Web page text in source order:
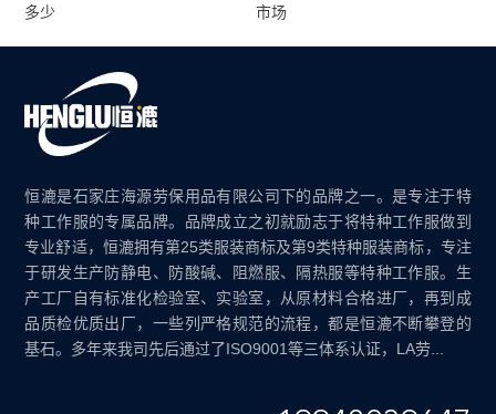
多少
市场
恒漉是石家庄海源劳保用品有限公司下的品牌之一。是专注于特
种工作服的专属品牌。品牌成立之初就励志于将特种工作服做到
专业舒适，恒漉拥有第25类服装商标及第9类特种服装商标，专注
于研发生产防静电、防酸碱、阻燃服、隔热服等特种工作服。生
产工厂自有标准化检验室、实验室，从原材料合格进厂，再到成
品质检优质出厂，一些列严格规范的流程，都是恒漉不断攀登的
基石。多年来我司先后通过了ISO9001等三体系认证，LA劳...